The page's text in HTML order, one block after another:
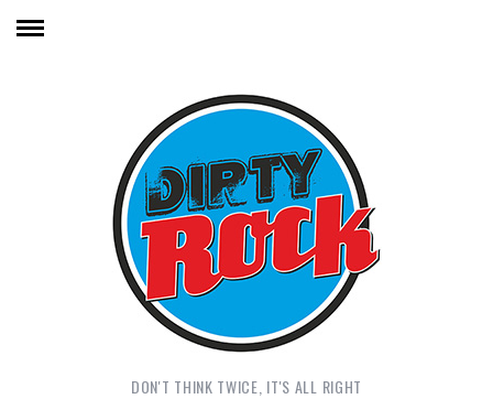
DON'T THINK TWICE, IT'S ALL RIGHT